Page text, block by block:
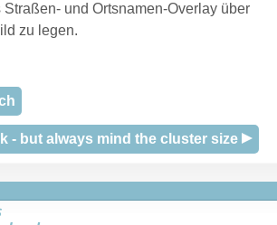
und Ortsnamen-Overlay über
zu legen.
- but always mind the cluster size